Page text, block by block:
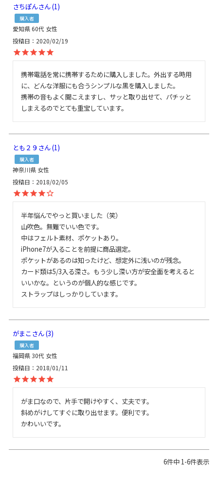
さちぽん 1
購入者
愛知県60代 女性
投稿日
2020/02/19
携帯電話を常に携帯するために購入しました。外出する時用
に、どんな洋服にも合うシンプルな黒を購入しました。
携帯の音もよく聞こえますし、サッと取り出せて、パチッと
しまえるのでとても重宝しています。
とも２９ 1
購入者
神奈川県 女性
投稿日
2018/02/05
半年悩んでやっと買いました（笑）
山吹色。無難でいい色です。
中はフェルト素材、ポケットあり。
iPhone7が入ることを前提に商品選定。
ポケットがあるのは知ったけど、想定外に浅いのが残念。
カード類は5/3入る深さ。もう少し深い方が安全面を考えると
いいかな。というのが個人的な感じです。
ストラップはしっかりしています。
がまこ 3
購入者
福岡県30代 女性
投稿日
2018/01/11
がま口なので、片手で開けやすく、丈夫です。
斜めがけしてすぐに取り出せます。便利です。
かわいいです。
6件中 1-6件表示